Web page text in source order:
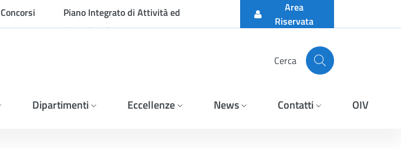
Concorsi
Piano Integrato di Attività ed
Organizzazione
Area
Riservata
Cerca
Dipartimenti Eccellenze News Contatti OIV